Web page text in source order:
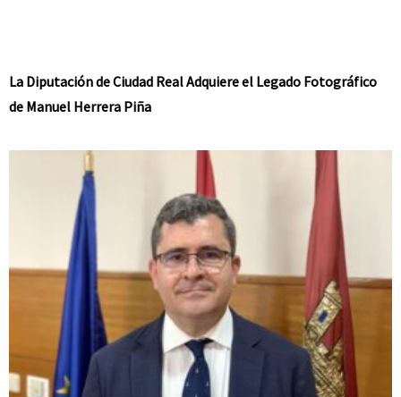
La Diputación de Ciudad Real Adquiere el Legado Fotográfico
de Manuel Herrera Piña